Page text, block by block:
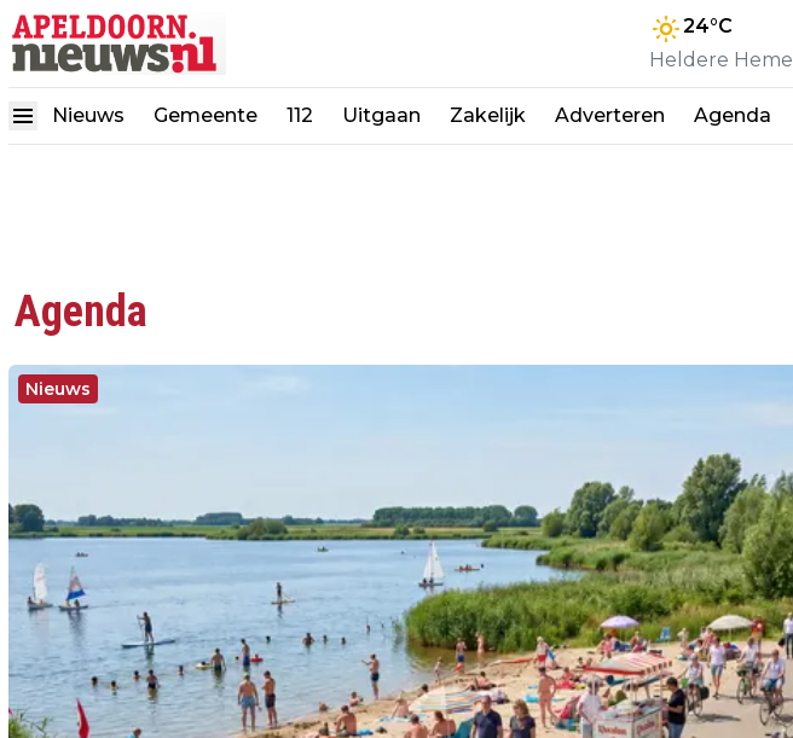
24°C
Heldere Hemel
Nieuws Gemeente 112 Uitgaan Zakelijk Adverteren Agenda
Agenda
Nieuws